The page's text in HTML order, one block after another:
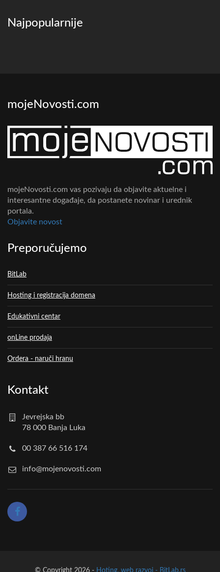
Najpopularnije
mojeNovosti.com
mojeNovosti.com vas pozivaju da objavite aktuelne i
interesantne događaje, da postanete novinar i urednik
portala.
Objavite novost
Preporučujemo
BitLab
Hosting i registracija domena
Edukativni centar
onLine prodaja
Ordera - naruči hranu
Kontakt
Jevrejska bb
78 000 Banja Luka
00 387 66 516 174
info@mojenovosti.com